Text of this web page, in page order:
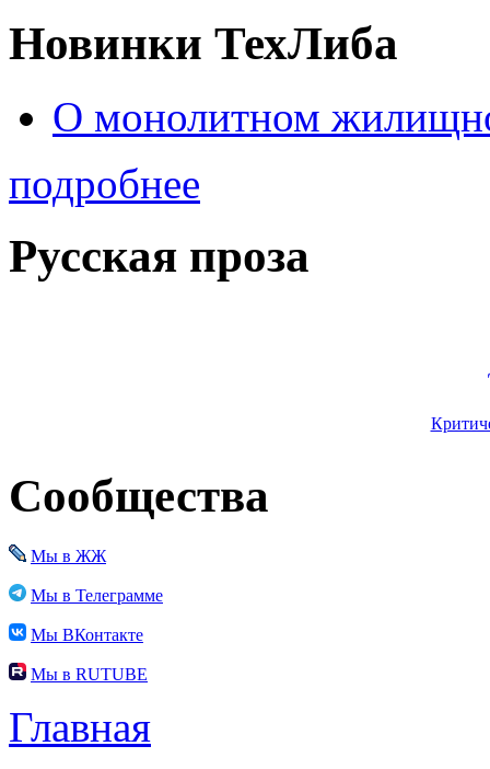
Новинки ТехЛиба
О монолитном
подробнее
Русская проза
Сообщества
Мы в ЖЖ
Мы в Телеграмме
Мы ВКонтакте
Мы в RUTUBE
Главная